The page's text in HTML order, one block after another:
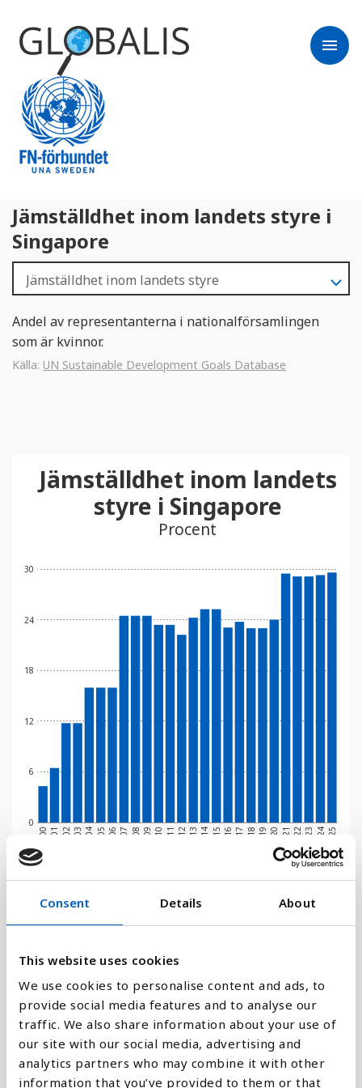
Consent Details About
This website uses cookies
We use cookies to personalise content and ads, to
provide social media features and to analyse our
traffic. We also share information about your use of
our site with our social media, advertising and
analytics partners who may combine it with other
information that you’ve provided to them or that
menu
Jämställdhet inom landets styre i
Singapore
Andel av representanterna i nationalförsamlingen
som är kvinnor.
Källa: UN Sustainable Development Goals Database
0
6
12
18
24
30
2000 2001 2002 2003 2004 2005 2006 2007 2008 2009 2010 2011 2012 2013 2014 2015 2016 2017 2018 2019 2020 2021 2022 2023 2024 2025
Jämställdhet inom landets
styre i Singapore
Procent
Stapeldiagram
Jämför med: